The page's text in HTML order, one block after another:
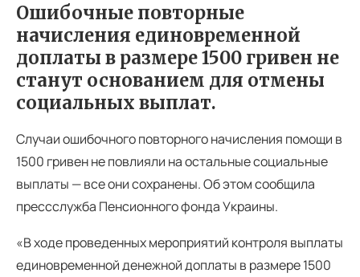
Ошибочные повторные
начисления единовременной
доплаты в размере 1500 гривен не
станут основанием для отмены
социальных выплат.
Случаи ошибочного повторного начисления помощи в
1500 гривен не повлияли на остальные социальные
выплаты — все они сохранены. Об этом сообщила
прессслужба Пенсионного фонда Украины.
«В ходе проведенных мероприятий контроля выплаты
единовременной денежной доплаты в размере 1500